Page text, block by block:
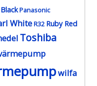
Panasonic
WhiteR32 Ruby Red
Toshiba
wilfa